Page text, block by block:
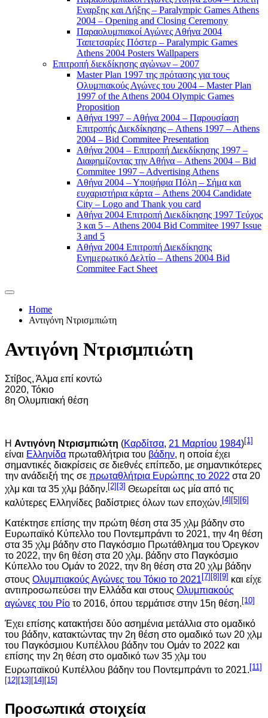
Εναρξης και Λήξης – Paralympic Games Athens
2004 – Opening and Closing Ceremony
Παραολυμπιακοί Αγώνες Αθήνα 2004
Ταπετσαρίες Πόστερ – Paralympic Games
Athens 2004 Posters Wallpapers
Επιτροπή διεκδίκησης αγώνων – 2007
Master Plan 1997 της πρότασης για τους
Ολυμπιακούς Αγώνες του 2004 – Master Plan
1997 of the Athens 2004 Olympic Games
Proposition
Αθήνα 1997 – Αθήνα 2004 – Παρουσίαση
Επιτροπής Διεκδίκησης – Athens 1997 – Athens
2004 – Bid Commitee Presentation
Αθήνα 2004 – Επιτροπή Διεκδίκησης 1997 –
Διαφημίζοντας την Αθήνα – Athens 2004 – Bid
Commitee 1997 – Advertising Athens
Αθήνα 2004 – Υποψήφια Πόλη – Σήμα και
ευχαριστήρια κάρτα – Athens 2004 Candidate
City – Logo and Thank you card
Αθήνα 2004 Επιτροπή Διεκδίκησης 1997 Τεύχος
3 και 5 – Athens 2004 Bid Commitee 1997 Issue
3 and 5
Αθήνα 2004 Επιτροπή Διεκδίκησης
Ενημερωτικό Δελτίο – Athens 2004 Bid
Commitee Fact Sheet
Home
Αντιγόνη Ντρισμπιώτη
Αντιγόνη Ντρισμπιώτη
Στίβος, Άλμα επί κοντώ
2020, Τόκιο
8η Ολυμπιακή θέση
H Αντιγόνη Ντρισμπιώτη (Καρδίτσα, 21 Μαρτίου 1984)[1]
είναι Ελληνίδα πρωταθλήτρια του βάδην, η οποία έχει
σημαντικές διακρίσεις σε διεθνές επίπεδο, με σημαντικότερες
την ανάδειξή της σε πρωταθλήτρια Ευρώπης το 2022 στα 20
χλμ και τα 35 χλμ βάδην. [2] [3] Θεωρείται ως μία από τις
καλύτερες Ελληνίδες βαδίστριες όλων των εποχών.[4][5][6]
Κατέκτησε επίσης την πρώτη θέση στα 35 χλμ βάδην στο
Ευρωπαϊκό Κύπελλο του Ποντεμπράντι το 2021, την 4η θέση
στα 35 χλμ βάδην στο Παγκόσμιο Πρωτάθλημα του Όρεγκον
το 2022, την 6η θέση στα 20 χλμ. βάδην στο Παγκόσμιο
Κύπελλο του Ομάν το 2022, την 8η θέση στα 20 χλμ βάδην
στους Ολυμπιακούς Αγώνες του Τόκιο το 2021[7][8][9] και είχε
αντιπροσωπεύσει την Ελλάδα και στους Ολυμπιακούς
αγώνες του Ρίο το 2016, όπου τερμάτισε στην 15η θέση. [10]
Έχει επίσης κατακτήσει δύο ασημένια μετάλλια στο ομαδικό
του βάδην, κατακτώντας την 2η θέση στο ομαδικό των 20 χλμ
του Παγκόσμιου Κυπέλλου βάδην του Ομάν το 2022 και
επίσης την 2η θέση στο ομαδικό των 35 χλμ του
Ευρωπαϊκού Κυπέλλου βάδην του Ποντεμπράντι το 2021.[11]
[12][13][14][15]
Προσωπικά στοιχεία